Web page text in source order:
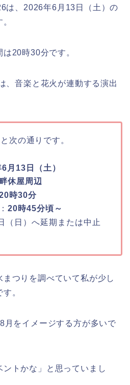
は、2026年6月13日（土）の
20時30分です。
、音楽と花火が連動する演出
次の通りです。
月13日（土）
休屋周辺
時30分
20時45分頃～
（日）へ延期または中止
つりを調べていて私が少し
。
月をイメージする方が多いで
トかな」と思っていまし